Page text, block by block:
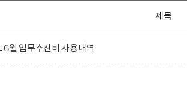
제목
6월 업무추진비 사용내역